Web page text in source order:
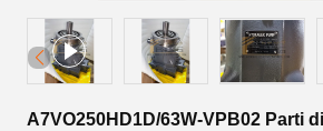
A7VO250HD1D/63W-VPB02 Parti